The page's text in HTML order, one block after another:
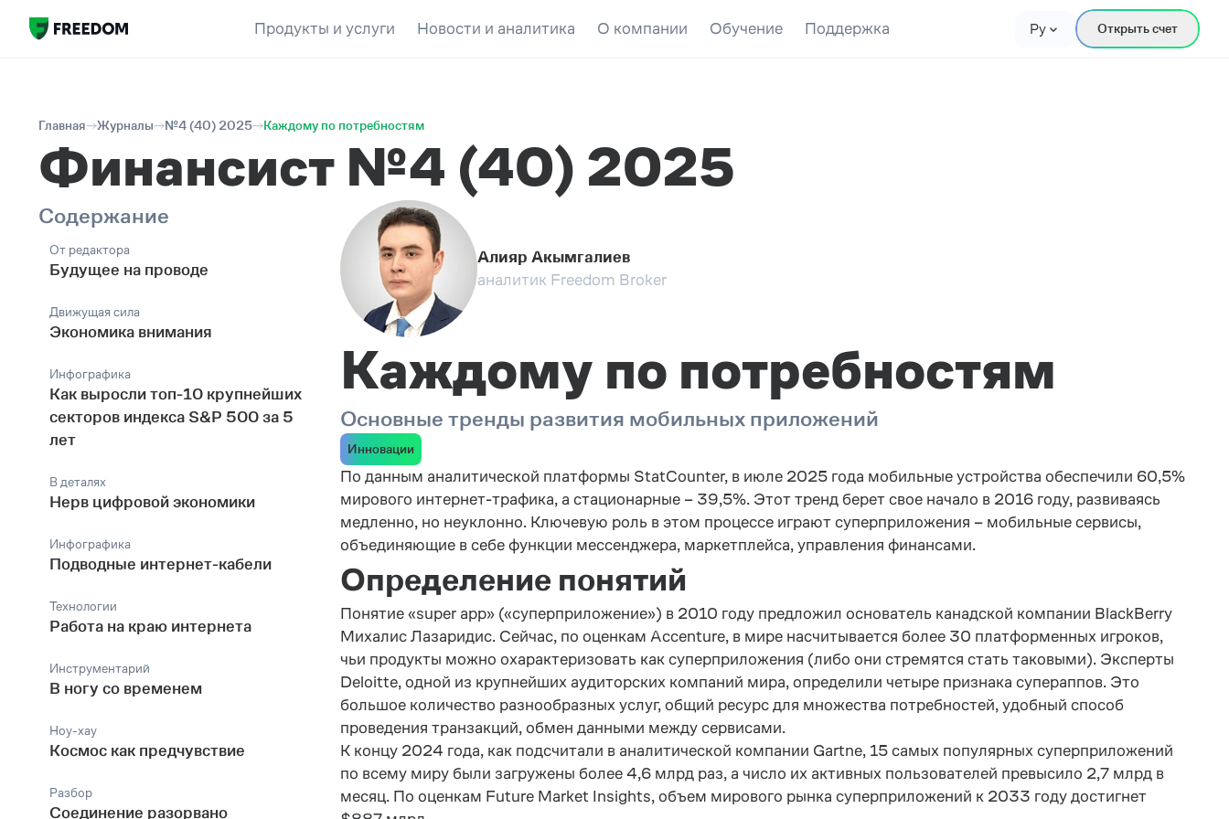
Продукты и услуги Новости и аналитика О компании Обучение Поддержка Ру Открыть счет
Главная Журналы №4 (40) 2025 Каждому по потребностям
Финансист №4 (40) 2025
Содержание
От редактора
Будущее на проводе
Движущая сила
Экономика внимания
Инфографика
Как выросли топ-10 крупнейших
секторов индекса S&P 500 за 5
лет
В деталях
Нерв цифровой экономики
Инфографика
Подводные интернет-кабели
Технологии
Работа на краю интернета
Инструментарий
В ногу со временем
Ноу-хау
Космос как предчувствие
Разбор
Соединение разорвано
Алияр Акымгалиев
аналитик Freedom Broker
Каждому по потребностям
Основные тренды развития мобильных приложений
Инновации
По данным аналитической платформы StatCounter, в июле 2025 года мобильные устройства обеспечили 60,5%
мирового интернет-трафика, а стационарные – 39,5%. Этот тренд берет свое начало в 2016 году, развиваясь
медленно, но неуклонно. Ключевую роль в этом процессе играют суперприложения – мобильные сервисы,
объединяющие в себе функции мессенджера, маркетплейса, управления финансами.
Определение понятий
Понятие «super app» («суперприложение») в 2010 году предложил основатель канадской компании BlackBerry
Михалис Лазаридис. Сейчас, по оценкам Accenture, в мире насчитывается более 30 платформенных игроков,
чьи продукты можно охарактеризовать как суперприложения (либо они стремятся стать таковыми). Эксперты
Deloitte, одной из крупнейших аудиторских компаний мира, определили четыре признака супераппов. Это
большое количество разнообразных услуг, общий ресурс для множества потребностей, удобный способ
проведения транзакций, обмен данными между сервисами.
К концу 2024 года, как подсчитали в аналитической компании Gartne, 15 самых популярных суперприложений
по всему миру были загружены более 4,6 млрд раз, а число их активных пользователей превысило 2,7 млрд в
месяц. По оценкам Future Market Insights, объем мирового рынка суперприложений к 2033 году достигнет